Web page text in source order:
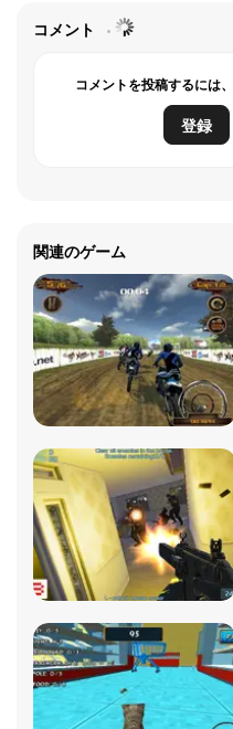
コメント
コメントを投稿するには
登録
関連のゲーム